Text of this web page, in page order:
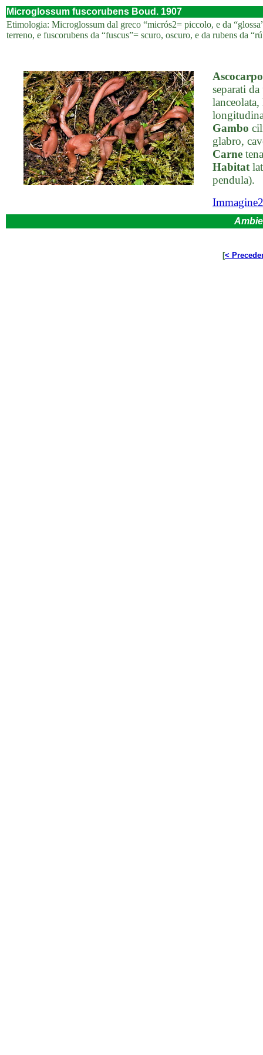
Microglossum fuscorubens Boud. 1907
Etimologia: Microglossum dal greco “micrós2= piccolo, e da
terreno, e fuscorubens da “fuscus”= scuro, oscuro, e da rubens da
Ascocarpo
separati
Gambo
glabro,
Carne
Habitat
pendula).
Immagine2
[<